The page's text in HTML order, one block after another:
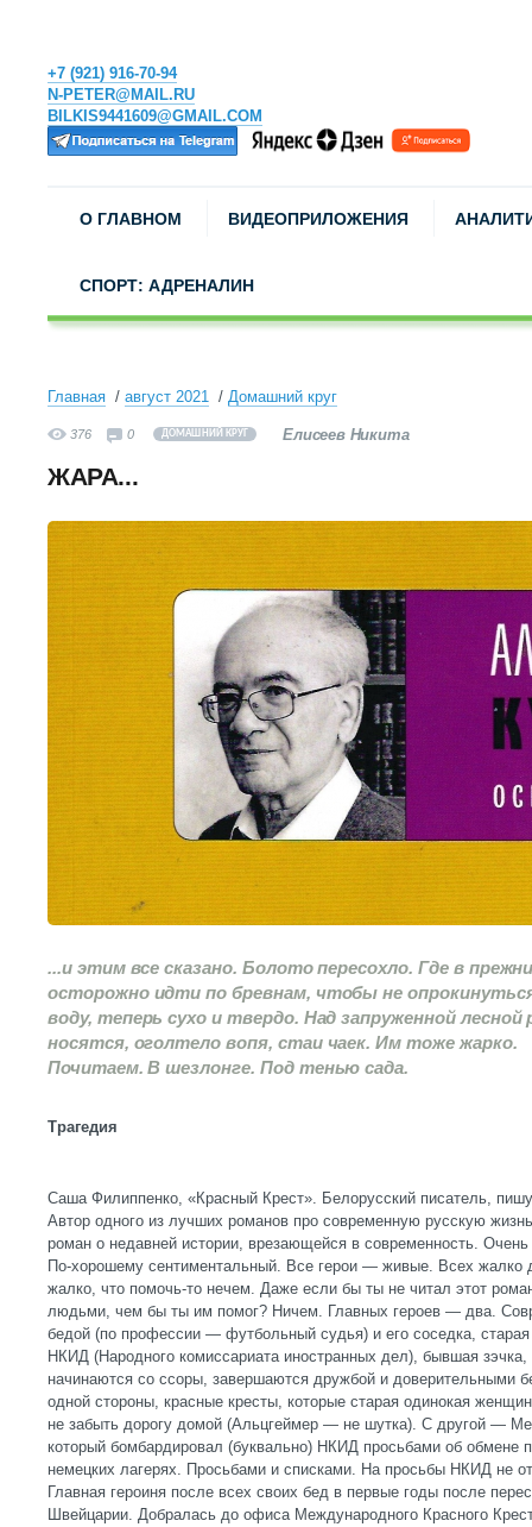
+7 (921) 916-70-94
N-PETER@MAIL.RU
BILKIS9441609@GMAIL.COM
О ГЛАВНОМ ВИДЕОПРИЛОЖЕНИЯ
СПОРТ: АДРЕНАЛИН
Главная август 2021 Домашний круг
376 0 ДОМАШНИЙ КРУГ Елисеев Никита
ЖАРА...
...и этим все сказано. Болото пересохло. Где в
осторожно идти по бревнам, чтобы не
воду, теперь сухо и твердо. Над запруженной
носятся, оголтело вопя, стаи чаек. Им тоже жарко.
Почитаем. В шезлонге. Под тенью сада.
Трагедия
Саша Филиппенко, «Красный Крест». Белорусский писатель,
Автор одного из лучших романов про современную русскую
роман о недавней истории, врезающейся в современность.
По-хорошему сентиментальный. Все герои — живые. Всех
жалко, что помочь-то нечем. Даже если бы ты не читал этот
людьми, чем бы ты им помог? Ничем. Главных героев — два.
бедой (по профессии — футбольный судья) и его соседка,
НКИД (Народного комиссариата иностранных дел), бывшая
начинаются со ссоры, завершаются дружбой и доверительными
одной стороны, красные кресты, которые старая одинокая
не забыть дорогу домой (Альцгеймер — не шутка). С другой —
который бомбардировал (буквально) НКИД просьбами об обмене
немецких лагерях. Просьбами и списками. На просьбы НКИД не
Главная героиня после всех своих бед в первые годы после
Швейцарии. Добралась до офиса Международного Красного